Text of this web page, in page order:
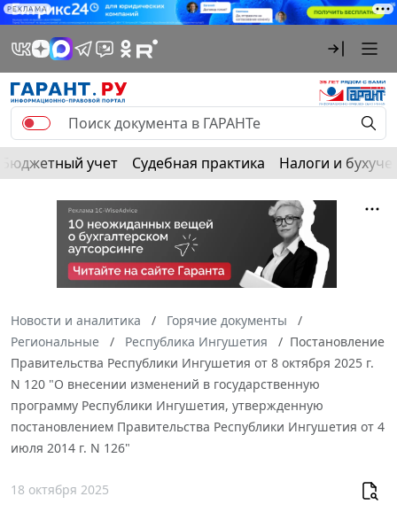
РЕКЛАМА
Бюджетный учет Судебная практика Налоги и
Новости и аналитика
Горячие документы
Региональные
Республика Ингушетия
Постановление
Правительства Республики Ингушетия от 8 октября 2025 г.
N 120 "О внесении изменений в государственную
программу Республики Ингушетия, утвержденную
постановлением Правительства Республики Ингушетия от 4
июля 2014 г. N 126"
18 октября 2025